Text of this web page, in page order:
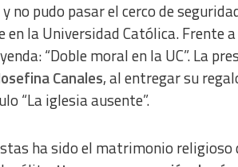
no pudo pasar el cerco de
la Universidad Católica. Frente
“Doble moral en la UC”. La
Canales, al entregar su
“La iglesia ausente”.
ha sido el matrimonio religioso